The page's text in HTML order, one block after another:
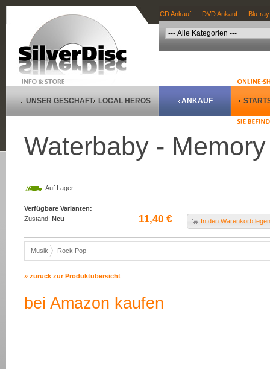
CD Ankauf DVD Ankauf Blu-
UNSER GESCHÄFT LOCAL HEROS ANKAUF
Waterbaby -
Auf Lager
Verfügbare Varianten:
Zustand: Neu 11,40 € In den Warenkorb
Musik Rock Pop
» zurück zur Produktübersicht
bei Amazon kaufen